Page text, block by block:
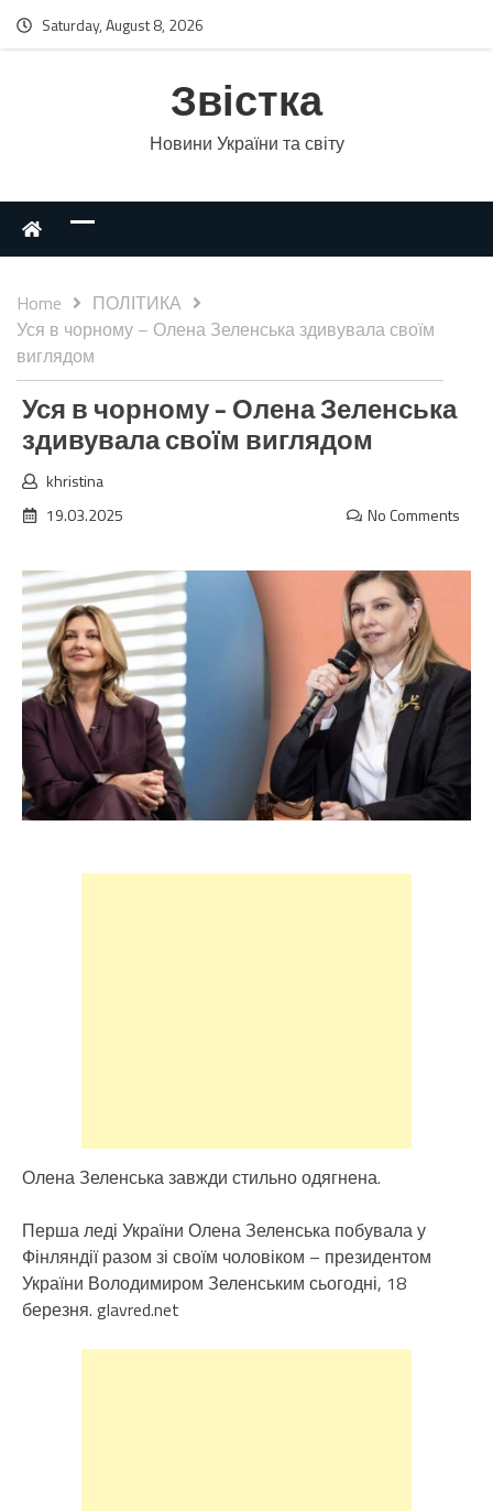
Saturday, August 8, 2026
Звістка
Новини України та світу
Home
ПОЛІТИКА
Уся в чорному – Олена Зеленська здивувала своїм
виглядом
Уся в чорному – Олена Зеленська
здивувала своїм виглядом
khristina
19.03.2025
No Comments
Олена Зеленська завжди стильно одягнена.
Перша леді України Олена Зеленська побувала у
Фінляндії разом зі своїм чоловіком – президентом
України Володимиром Зеленським сьогодні, 18
березня. glavred.net